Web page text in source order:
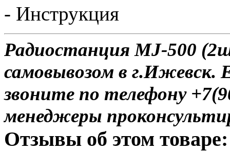
- Инструкция
Радиостанция MJ-500
самовывозом в г.Ижевск.
звоните по телефону
менеджеры
Отзывы об этом товаре: